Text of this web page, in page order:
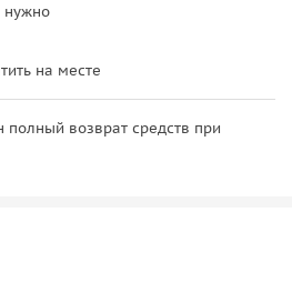
нужно
на месте
возврат средств при